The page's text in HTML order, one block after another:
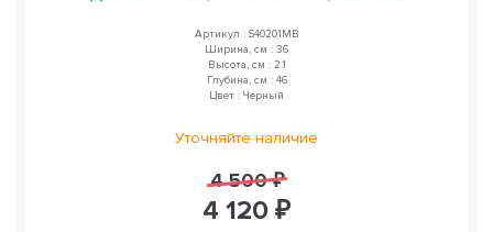
Артикул : S40201MB
Ширина, см : 36
Высота, см : 2.1
Глубина, см : 46
Цвет : Черный
Уточняйте наличие
4 500 ₽
4 120 ₽